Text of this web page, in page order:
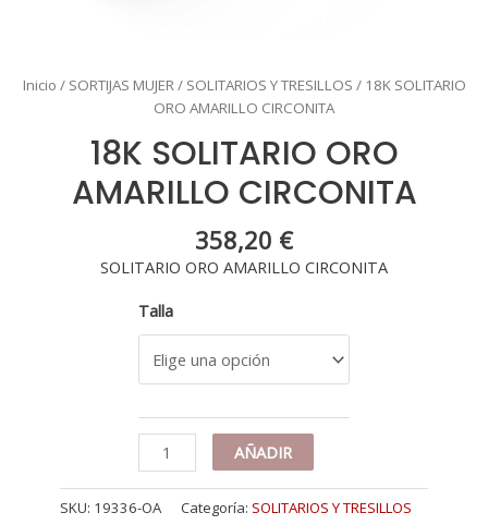
Inicio / SORTIJAS MUJER / SOLITARIOS Y TRESILLOS / 18K SOLITARIO
ORO AMARILLO CIRCONITA
18K SOLITARIO ORO
AMARILLO CIRCONITA
358,20 €
SOLITARIO ORO AMARILLO CIRCONITA
Talla
18K
SOLITARIO
ORO
AMARILLO
AÑADIR
SKU: 19336-OA Categoría: SOLITARIOS Y TRESILLOS